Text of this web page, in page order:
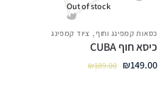
Out of stock
כסאות קמפינג וחוף, ציוד קמפינג
כיסא חוף CUBA
₪189.00 ₪149.00